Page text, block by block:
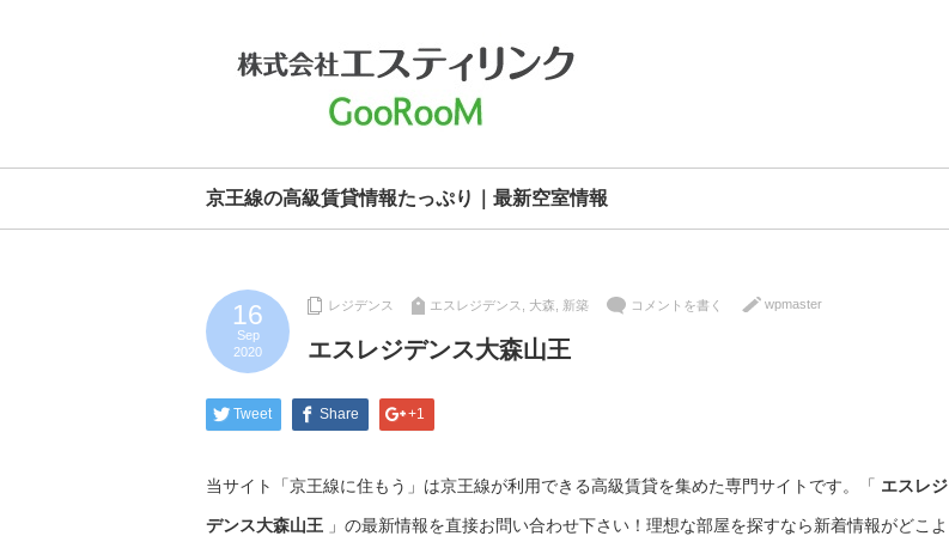
京王線の高級賃貸情報たっぷり｜最新空室情報
16
Sep
2020
レジデンス エスレジデンス 大森 新築 コメントを書く wpmaster
エスレジデンス大森山王
Tweet Share +1
当サイト「京王線に住もう」は京王線が利用できる高級賃貸を集めた専門サイトです。「 エスレジ
デンス大森山王 」の最新情報を直接お問い合わせ下さい！理想な部屋を探すなら新着情報がどこよ